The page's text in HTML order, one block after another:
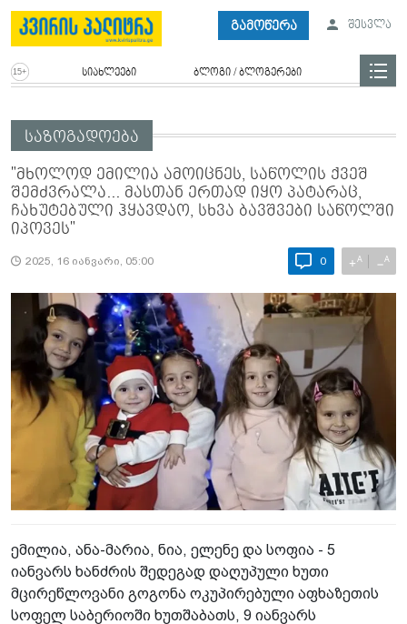
გამოწერა შესვლა
სიახლეები ბლოგი / ბლოგერები
საზოგადოება
"მხოლოდ ემილია ამოიცნეს, საწოლის ქვეშ
შემძვრალა... მასთან ერთად იყო პატარაც,
ჩახუტებული ჰყავდაო, სხვა ბავშვები საწოლში
იპოვეს"
2025, 16 იანვარი, 05:00 0 +A −A
ემილია, ანა-მარია, ნია, ელენე და სოფია - 5
იანვარს ხანძრის შედეგად დაღუპული ხუთი
მცირეწლოვანი გოგონა ოკუპირებული აფხაზეთის
სოფელ საბერიოში ხუთშაბათს, 9 იანვარს